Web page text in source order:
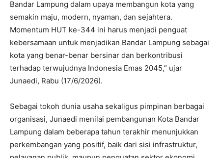
Bandar Lampung dalam upaya membangun kota yang
semakin maju, modern, nyaman, dan sejahtera.
Momentum HUT ke-344 ini harus menjadi penguat
kebersamaan untuk menjadikan Bandar Lampung sebagai
kota yang benar-benar bersinar dan berkontribusi
terhadap terwujudnya Indonesia Emas 2045,” ujar
Junaedi, Rabu (17/6/2026).
Sebagai tokoh dunia usaha sekaligus pimpinan berbagai
organisasi, Junaedi menilai pembangunan Kota Bandar
Lampung dalam beberapa tahun terakhir menunjukkan
perkembangan yang positif, baik dari sisi infrastruktur,